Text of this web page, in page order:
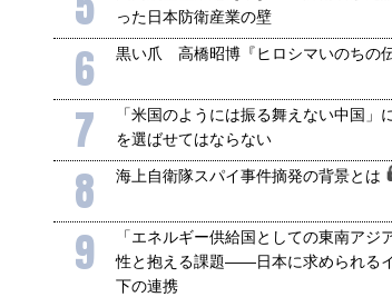
った日本防衛産業の壁
6 黒い爪 高橋昭博『ヒロシマいのちの
7
「米国のようには振る舞えない中国」
を選ばせてはならない
8 海上自衛隊スパイ事件摘発の背景とは
9
「エネルギー供給国としての東南アジ
性と抱える課題――日本に求められる
下の連携